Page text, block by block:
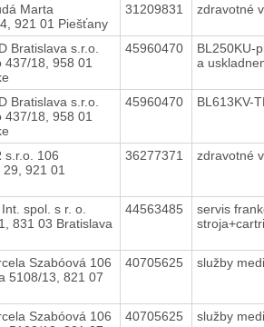
Marta
921 01 Piešťany
31209831 zdravotné
Bratislava s.r.o.
437/18, 958 01
45960470
BL250KU-
a
Bratislava s.r.o.
437/18, 958 01
45960470 BL613KV-
s.r.o. 106
921 01
36277371 zdravotné
spol. s r. o.
831 03 Bratislava
44563485
servis
Szabóová 106
5108/13, 821 07
40705625 služby
Szabóová 106
40705625 služby